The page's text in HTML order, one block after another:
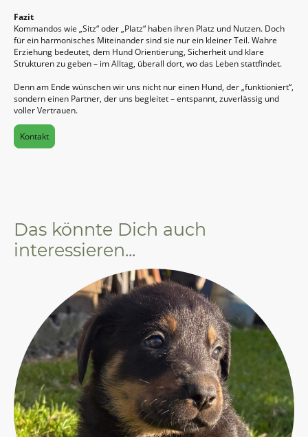
Fazit
Kommandos wie „Sitz“ oder „Platz“ haben ihren Platz und Nutzen. Doch
für ein harmonisches Miteinander sind sie nur ein kleiner Teil. Wahre
Erziehung bedeutet, dem Hund Orientierung, Sicherheit und klare
Strukturen zu geben – im Alltag, überall dort, wo das Leben stattfindet.
Denn am Ende wünschen wir uns nicht nur einen Hund, der „funktioniert“,
sondern einen Partner, der uns begleitet – entspannt, zuverlässig und
voller Vertrauen.
Kontakt
Das könnte Dich auch
interessieren...